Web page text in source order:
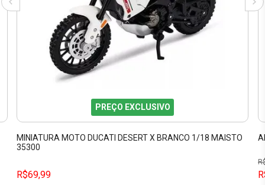
PREÇO EXCLUSIVO
MINIATURA MOTO DUCATI DESERT X BRANCO 1/18 MAISTO
35300
R$69,99